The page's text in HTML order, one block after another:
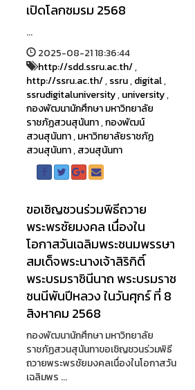
เปิดโลกชมรม 2568
...
2025-08-21 18:36:44
http://sdd.ssru.ac.th/,
http://ssru.ac.th/,ssru,digital,
ssrudigitaluniversity,university,
กองพัฒนานักศึกษา มหาวิทยาลัย
ราชภัฏสวนสุนันทา,กองพัฒน์
สวนสุนันทา,มหาวิทยาลัยราชภัฏ
สวนสุนันทา,สวนสุนันทา
ขอเชิญชวนร่วมพิธีถวาย
พระพรชัยมงคล เนื่องใน
โอกาสวันเฉลิมพระชนมพรรษา
สมเด็จพระนางเจ้าสิริกิติ์
พระบรมราชินีนาถ พระบรมราช
ชนนีพันปีหลวง ในวันศุกร์ ที่ 8
สิงหาคม 2568
กองพัฒนานักศึกษา มหาวิทยาลัย
ราชภัฏสวนสุนันทาขอเชิญชวนร่วมพิธี
ถวายพระพรชัยมงคลเนื่องในโอกาสวัน
เฉลิมพร ...